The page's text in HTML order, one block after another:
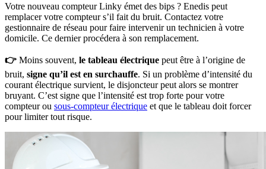
Votre nouveau compteur Linky émet des bips ? Enedis peut
remplacer votre compteur s’il fait du bruit. Contactez votre
gestionnaire de réseau pour faire intervenir un technicien à votre
domicile. Ce dernier procédera à son remplacement.
👉 Moins souvent, le tableau électrique peut être à l’origine de
bruit, signe qu’il est en surchauffe. Si un problème d’intensité du
courant électrique survient, le disjoncteur peut alors se montrer
bruyant. C’est signe que l’intensité est trop forte pour votre
compteur ou sous-compteur électrique et que le tableau doit forcer
pour limiter tout risque.